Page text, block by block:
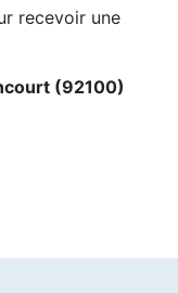
recevoir une
(92100)